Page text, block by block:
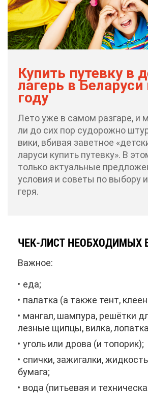
Ку­пить пу­тев­ку в
ла­герь в Бе­ла­ру­си
го­ду
Ле­то уже в са­мом раз­га­ре, и
ли до сих пор су­до­рож­но
ви­ки, вби­вая за­вет­ное
ла­ру­си ку­пить пу­тев­ку». В
толь­ко ак­ту­аль­ные
усло­вия и со­ве­ты по вы­бо­ру
ге­ря.
ЧЕК-ЛИСТ НЕОБ­ХО­ДИ­МЫХ
Важ­ное:
еда;
па­лат­ка (а та­к­же тент,
ман­гал, шам­пу­ра, ре­шёт­ки
лез­ные щип­цы, вил­ка,
уголь или дро­ва (и то­по­рик);
спич­ки, за­жи­гал­ки,
бу­ма­га;
во­да (пи­тье­вая и